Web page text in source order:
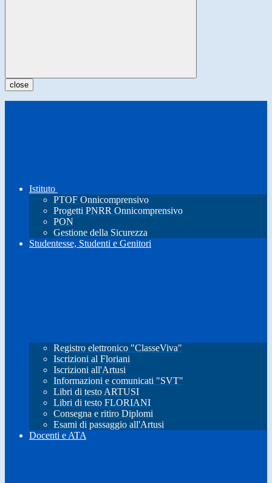
close
Istituto
PTOF Onnicomprensivo
Progetti PNRR Onnicomprensivo
PON
Gestione della Sicurezza
Studentesse, Studenti e Genitori
Registro elettronico "ClasseViva"
Iscrizioni al Floriani
Iscrizioni all'Artusi
Informazioni e comunicati "SVT"
Libri di testo ARTUSI
Libri di testo FLORIANI
Consegna e ritiro Diplomi
Esami di passaggio all'Artusi
Docenti e ATA